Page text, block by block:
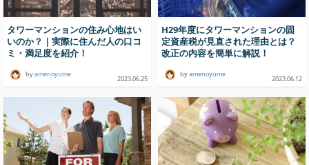
タワーマンションの住み心地はい
いのか？｜実際に住んだ人の口コ
ミ・満足度を紹介！
byamenoyume
2023.06.25
H29年度にタワーマンションの固
定資産税が見直された理由とは？
改正の内容を簡単に解説！
byamenoyume
2023.06.12